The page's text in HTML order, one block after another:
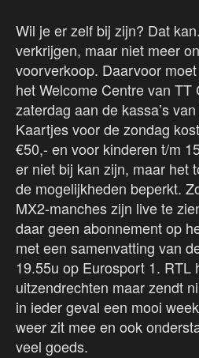
Wil je er zelf bij zijn? Dat
verkrijgen, maar niet meer
voorverkoop. Daarvoor
het Welcome Centre van
zaterdag aan de kassa’s
Kaartjes voor de zondag
€50,- en voor kinderen t/m
er niet bij kan zijn, maar het
de mogelijkheden beperkt.
MX2-manches zijn live te
daar geen abonnement op
met een samenvatting van
19.55u op Eurosport 1. RTL
uitzendrechten maar zendt
in ieder geval een mooi
weer zit mee en ook
veel goeds.